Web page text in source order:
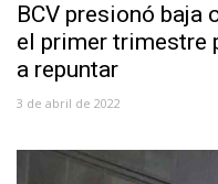
BCV presionó baja
el primer trimestre
a repuntar
3 de abril de 2022